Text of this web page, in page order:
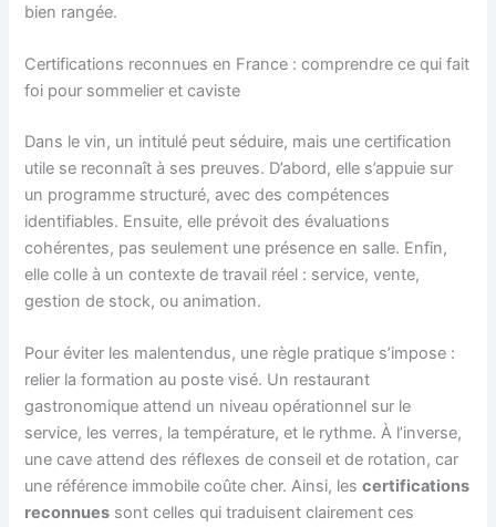
bien rangée.
Certifications reconnues en France : comprendre ce qui fait
foi pour sommelier et caviste
Dans le vin, un intitulé peut séduire, mais une certification
utile se reconnaît à ses preuves. D’abord, elle s’appuie sur
un programme structuré, avec des compétences
identifiables. Ensuite, elle prévoit des évaluations
cohérentes, pas seulement une présence en salle. Enfin,
elle colle à un contexte de travail réel : service, vente,
gestion de stock, ou animation.
Pour éviter les malentendus, une règle pratique s’impose :
relier la formation au poste visé. Un restaurant
gastronomique attend un niveau opérationnel sur le
service, les verres, la température, et le rythme. À l’inverse,
une cave attend des réflexes de conseil et de rotation, car
une référence immobile coûte cher. Ainsi, lescertifications
reconnues sont celles qui traduisent clairement ces